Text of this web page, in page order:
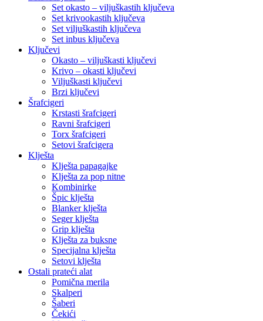
Set okasto – viljuškastih ključeva
Set krivookastih ključeva
Set viljuškastih ključeva
Set inbus ključeva
Ključevi
Okasto – viljuškasti ključevi
Krivo – okasti ključevi
Viljuškasti ključevi
Brzi ključevi
Šrafcigeri
Krstasti šrafcigeri
Ravni šrafcigeri
Torx šrafcigeri
Setovi šrafcigera
Klješta
Klješta papagajke
Klješta za pop nitne
Kombinirke
Špic klješta
Blanker klješta
Seger klješta
Grip klješta
Klješta za buksne
Specijalna klješta
Setovi klješta
Ostali prateći alat
Pomična merila
Skalperi
Šaberi
Čekići